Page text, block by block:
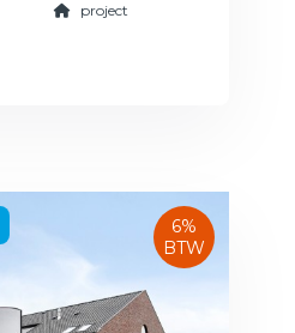
project
6%
BTW